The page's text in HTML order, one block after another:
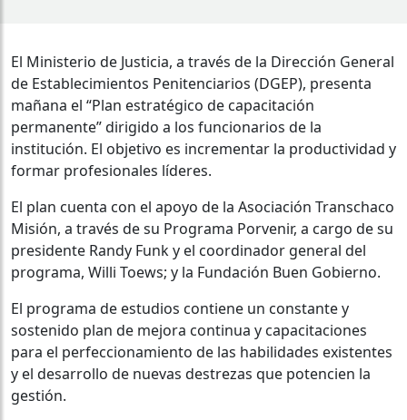
El Ministerio de Justicia, a través de la Dirección General
de Establecimientos Penitenciarios (DGEP), presenta
mañana el “Plan estratégico de capacitación
permanente” dirigido a los funcionarios de la
institución. El objetivo es incrementar la productividad y
formar profesionales líderes.
El plan cuenta con el apoyo de la Asociación Transchaco
Misión, a través de su Programa Porvenir, a cargo de su
presidente Randy Funk y el coordinador general del
programa, Willi Toews; y la Fundación Buen Gobierno.
El programa de estudios contiene un constante y
sostenido plan de mejora continua y capacitaciones
para el perfeccionamiento de las habilidades existentes
y el desarrollo de nuevas destrezas que potencien la
gestión.